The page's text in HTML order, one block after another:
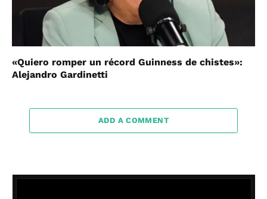
«Quiero romper un récord Guinness de chistes»:
Alejandro Gardinetti
ADD A COMMENT